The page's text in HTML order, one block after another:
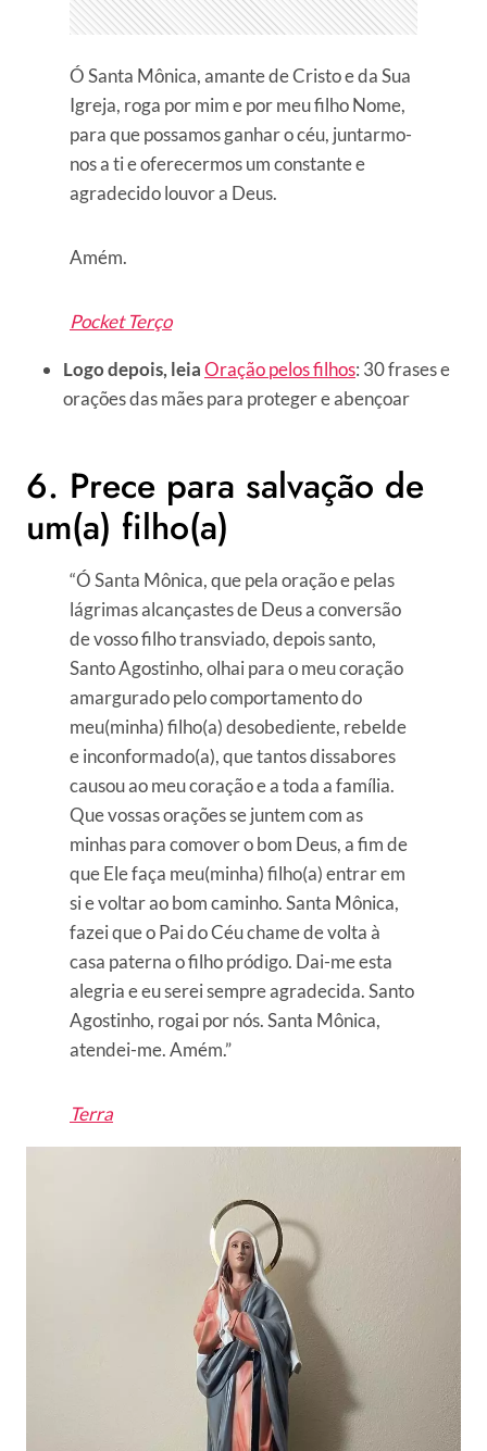
Ó Santa Mônica, amante de Cristo e da Sua
Igreja, roga por mim e por meu filho Nome,
para que possamos ganhar o céu, juntarmo-
nos a ti e oferecermos um constante e
agradecido louvor a Deus.
Amém.
Pocket Terço
Logo depois, leiaOração pelos filhos: 30 frases e
orações das mães para proteger e abençoar
6. Prece para salvação de
um(a) filho(a)
“Ó Santa Mônica, que pela oração e pelas
lágrimas alcançastes de Deus a conversão
de vosso filho transviado, depois santo,
Santo Agostinho, olhai para o meu coração
amargurado pelo comportamento do
meu(minha) filho(a) desobediente, rebelde
e inconformado(a), que tantos dissabores
causou ao meu coração e a toda a família.
Que vossas orações se juntem com as
minhas para comover o bom Deus, a fim de
que Ele faça meu(minha) filho(a) entrar em
si e voltar ao bom caminho. Santa Mônica,
fazei que o Pai do Céu chame de volta à
casa paterna o filho pródigo. Dai-me esta
alegria e eu serei sempre agradecida. Santo
Agostinho, rogai por nós. Santa Mônica,
atendei-me. Amém.”
Terra